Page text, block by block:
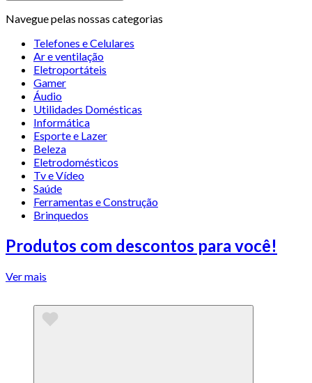
Navegue pelas nossas categorias
Telefones e Celulares
Ar e ventilação
Eletroportáteis
Gamer
Áudio
Utilidades Domésticas
Informática
Esporte e Lazer
Beleza
Eletrodomésticos
Tv e Vídeo
Saúde
Ferramentas e Construção
Brinquedos
Produtos com descontos para você!
Ver mais